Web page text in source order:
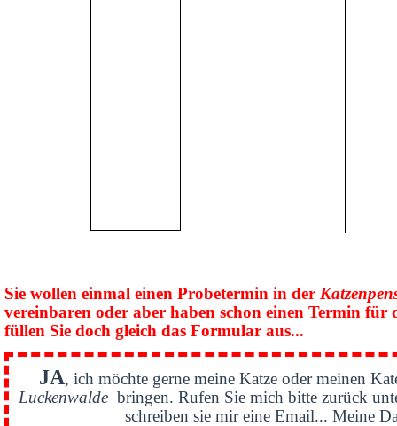
Sie wollen einmal einen Probetermin in der
vereinbaren oder aber haben schon einen Termin für
füllen Sie doch gleich das Formular aus...
JA, ich möchte gerne meine Katze oder meinen
Luckenwaldebringen. Rufen Sie mich bitte zurück
schreiben sie mir eine Email... Meine